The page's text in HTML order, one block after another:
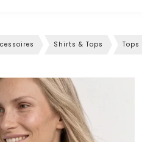
Shirts & Tops Tops